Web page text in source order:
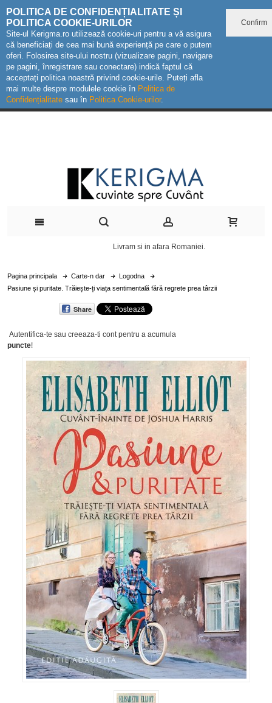
POLITICA DE CONFIDENȚIALITATE ȘI
POLITICA COOKIE-URILOR
Site-ul Kerigma.ro utilizează cookie-uri pentru a vă asigura
că beneficiați de cea mai bună experiență pe care o putem
oferi. Folosirea site-ului nostru (vizualizare pagini, navigare
pe pagini, înregistrare sau conectare) indică faptul că
acceptați politica noastră privind cookie-urile. Puteți afla
mai multe despre modulele cookie în Politica de
Confidențialitate sau în Politica Cookie-urilor.
Confirm
Livram si in afara Romaniei.
Pagina principala Carte-n dar
Logodna
Pasiune și puritate. Trăiește-ți viața sentimentală fără regrete prea târzii
Share
Autentifica-te sau creeaza-ti contpentru a acumula
puncte!